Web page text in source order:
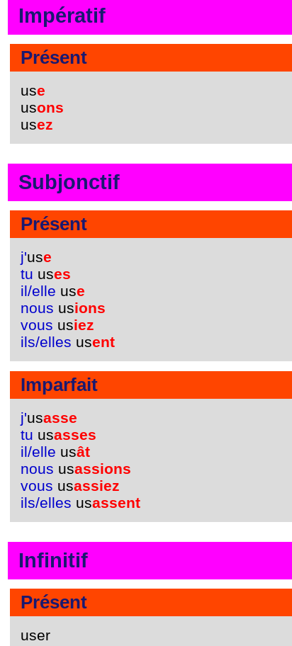
Impératif
Présent
use
usons
usez
Subjonctif
Présent
j'use
tu uses
il/elle use
nous usions
vous usiez
ils/elles usent
Imparfait
j'usasse
tu usasses
il/elle usât
nous usassions
vous usassiez
ils/elles usassent
Infinitif
Présent
user